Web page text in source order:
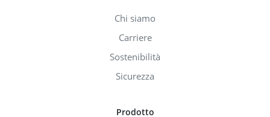
Chi siamo
Carriere
Sostenibilità
Sicurezza
Prodotto